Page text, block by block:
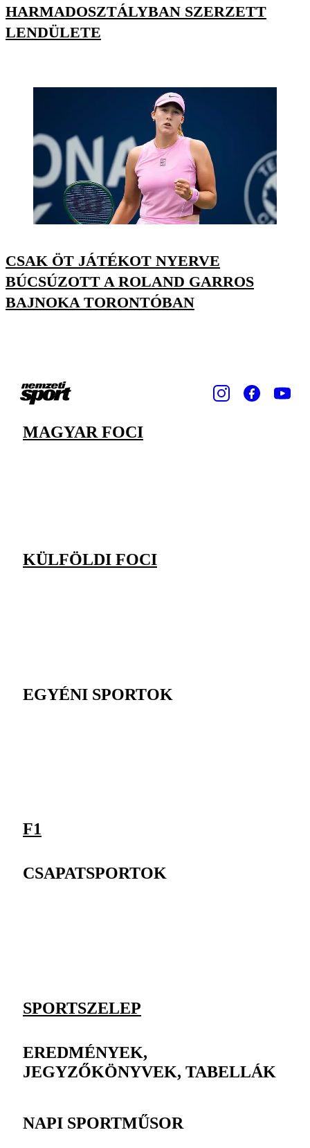
HARMADOSZTÁLYBAN SZERZETT
LENDÜLETE
CSAK ÖT JÁTÉKOT NYERVE
BÚCSÚZOTT A ROLAND GARROS
BAJNOKA TORONTÓBAN
MAGYAR FOCI
KÜLFÖLDI FOCI
EGYÉNI SPORTOK
F1
CSAPATSPORTOK
SPORTSZELEP
EREDMÉNYEK,
JEGYZŐKÖNYVEK, TABELLÁK
NAPI SPORTMŰSOR